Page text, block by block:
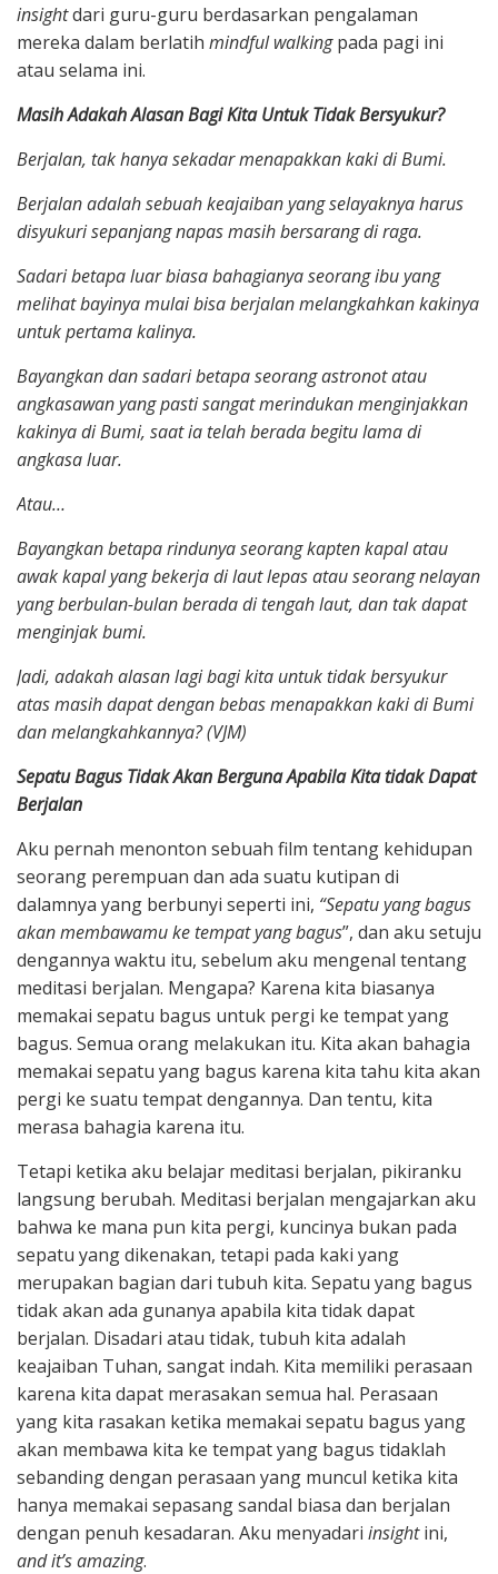
insightdari guru-guru berdasarkan pengalaman
mereka dalam berlatih mindful walkingpada pagi ini
atau selama ini.
Masih Adakah Alasan Bagi Kita Untuk Tidak Bersyukur?
Berjalan, tak hanya sekadar menapakkan kaki di Bumi.
Berjalan adalah sebuah keajaiban yang selayaknya harus
disyukuri sepanjang napas masih bersarang di raga.
Sadari betapa luar biasa bahagianya seorang ibu yang
melihat bayinya mulai bisa berjalan melangkahkan kakinya
untuk pertama kalinya.
Bayangkan dan sadari betapa seorang astronot atau
angkasawan yang pasti sangat merindukan menginjakkan
kakinya di Bumi, saat ia telah berada begitu lama di
angkasa luar.
Atau…
Bayangkan betapa rindunya seorang kapten kapal atau
awak kapal yang bekerja di laut lepas atau seorang nelayan
yang berbulan-bulan berada di tengah laut, dan tak dapat
menginjak bumi.
Jadi, adakah alasan lagi bagi kita untuk tidak bersyukur
atas masih dapat dengan bebas menapakkan kaki di Bumi
dan melangkahkannya? (VJM)
Sepatu Bagus Tidak Akan Berguna Apabila Kita tidak Dapat
Berjalan
Aku pernah menonton sebuah film tentang kehidupan
seorang perempuan dan ada suatu kutipan di
dalamnya yang berbunyi seperti ini, “Sepatu yang bagus
akan membawamu ke tempat yang bagus”, dan aku setuju
dengannya waktu itu, sebelum aku mengenal tentang
meditasi berjalan. Mengapa? Karena kita biasanya
memakai sepatu bagus untuk pergi ke tempat yang
bagus. Semua orang melakukan itu. Kita akan bahagia
memakai sepatu yang bagus karena kita tahu kita akan
pergi ke suatu tempat dengannya. Dan tentu, kita
merasa bahagia karena itu.
Tetapi ketika aku belajar meditasi berjalan, pikiranku
langsung berubah. Meditasi berjalan mengajarkan aku
bahwa ke mana pun kita pergi, kuncinya bukan pada
sepatu yang dikenakan, tetapi pada kaki yang
merupakan bagian dari tubuh kita. Sepatu yang bagus
tidak akan ada gunanya apabila kita tidak dapat
berjalan. Disadari atau tidak, tubuh kita adalah
keajaiban Tuhan, sangat indah. Kita memiliki perasaan
karena kita dapat merasakan semua hal. Perasaan
yang kita rasakan ketika memakai sepatu bagus yang
akan membawa kita ke tempat yang bagus tidaklah
sebanding dengan perasaan yang muncul ketika kita
hanya memakai sepasang sandal biasa dan berjalan
dengan penuh kesadaran. Aku menyadari insightini,
and it’s amazing.